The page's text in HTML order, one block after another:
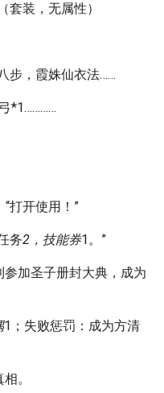
装，无属性）
步，霞姝仙衣法……
*1…………
打开使用！”
务2，技能券1。”
加圣子册封大典，成为
1；失败惩罚：成为方清
。